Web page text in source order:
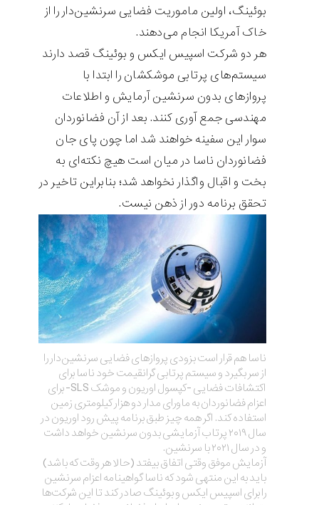
بوئینگ، اولین ماموریت فضایی سرنشین‌دار را از
خاک آمریکا انجام می‌دهند.
هر دو شرکت اسپیس ایکس و بوئینگ قصد دارند
سیستم‌های پرتابی موشکشان را ابتدا با
پروازهای بدون سرنشین آرمایش و اطلاعات
مهندسی جمع آوری کنند. بعد از آن فضانوردان
سوار این سفینه خواهند شد اما چون پای جان
فضانوردان ناسا در میان است هیچ نکته‌ای به
بخت و اقبال واگذار نخواهد شد؛ بنابراین تاخیر در
تحقق برنامه دور از ذهن نیست.
ناسا هم قرار است بزودی پروازهای فضایی سرنشین‌دار را
از سر بگیرد و سیستم پرتابی گرانقیمت خود ناسا برای
اکتشافات فضایی -کپسول اوریون و موشک SLS- برای
اعزام فضانوردان به ماورای مدار دو هزار کیلومتری زمین
استفاده کند. اگر همه چیز طبق برنامه پیش رود اوریون در
سال ۲۰۱۹ پرتاب آزمایشی بدون سرنشین خواهد داشت
و در سال ۲۰۲۱ با سرنشین.
آزمایش‌ موفق وقتی اتفاق بیفتد (حالا هر وقت که باشد)
باید به این منتهی شود که ناسا گواهینامه اعزام سرنشین
را برای اسپیس ایکس و بوئینگ صادر کند تا این شرکت‌ها